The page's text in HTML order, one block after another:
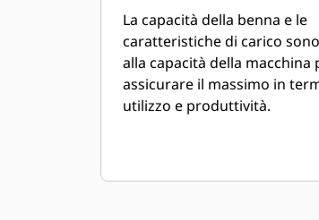
La capacità della benna e le
caratteristiche di carico
alla capacità della macchina
assicurare il massimo in
utilizzo e produttività.